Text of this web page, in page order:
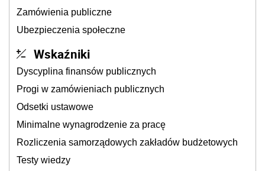
Zamówienia publiczne
Ubezpieczenia społeczne
Wskaźniki
Dyscyplina finansów publicznych
Progi w zamówieniach publicznych
Odsetki ustawowe
Minimalne wynagrodzenie za pracę
Rozliczenia samorządowych zakładów budżetowych
Testy wiedzy